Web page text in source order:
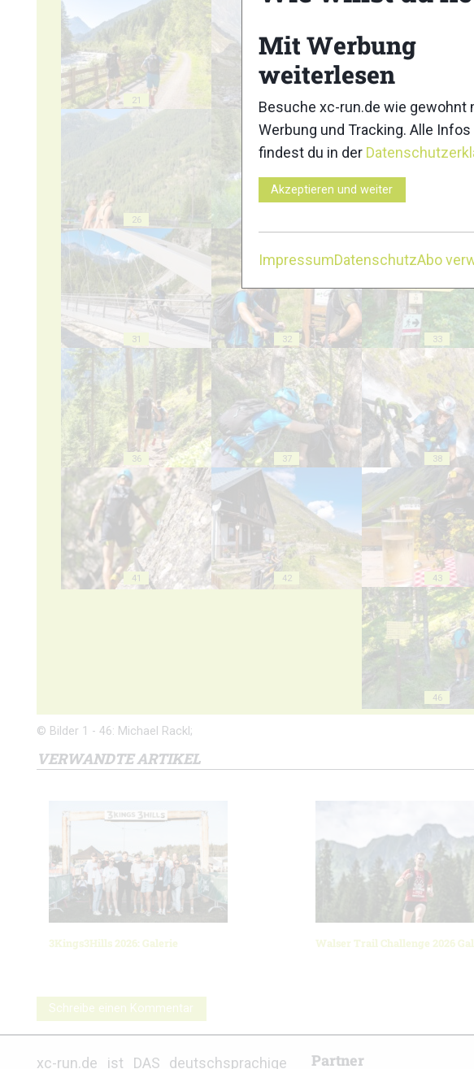
21
26
31 32 33
36 37 38
41 42 43
46
© Bilder 1 - 46: Michael Rackl;
VERWANDTE ARTIKEL
3Kings3Hills 2026: Galerie Walser Trail Challenge 2026
Schreibe einen Kommentar
xc-run.de ist DAS deutschsprachige Partner
Mit Werbung
weiterlesen
Besuche xc-run.de wie gewohnt
Werbung und Tracking. Alle Infos
findest du in der
Akzeptieren und weiter
ImpressumDatenschutzAbo